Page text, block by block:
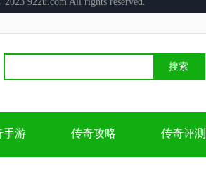
手游 传奇攻略 传奇评测